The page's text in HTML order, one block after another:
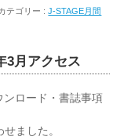
テゴリー :J-STAGE月間
3月アクセス
ンロード・書誌事項
ました。